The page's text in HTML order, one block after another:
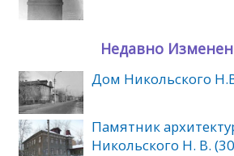
Недавно
Дом Никольского
Памятник
Никольского Н. В.